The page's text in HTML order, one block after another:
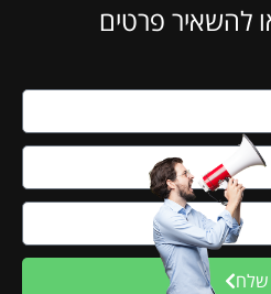
להשאיר פרטים
שלח